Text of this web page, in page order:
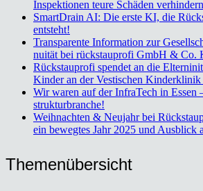
Inspek­tio­nen teu­re Schä­den
Smart­Drain AI: Die ers­te KI, die
ent­steht!
Trans­pa­ren­te Infor­ma­ti­on zur
nui­tät bei rück­stau­pro­fi GmbH & Co.
Rück­stau­pro­fi spen­det an die
Kin­der an der Ves­ti­schen Kin­der­kli­nik
Wir waren auf der Infra­Tech in
struk­tur­bran­che!
Weih­nach­ten & Neu­jahr bei
ein beweg­tes Jahr 2025 und Aus­blick
The­men­über­sicht